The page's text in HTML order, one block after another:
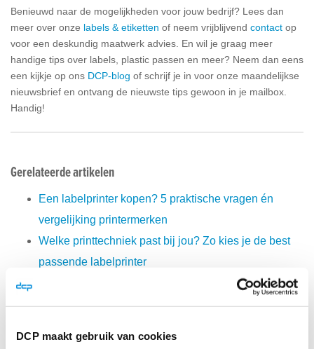
DCP maakt gebruik van cookies
Benieuwd naar de mogelijkheden voor jouw bedrijf? Lees dan
meer over onze labels & etiketten of neem vrijblijvend contact op
voor een deskundig maatwerk advies. En wil je graag meer
handige tips over labels, plastic passen en meer? Neem dan eens
een kijkje op ons DCP-blog of schrijf je in voor onze maandelijkse
nieuwsbrief en ontvang de nieuwste tips gewoon in je mailbox.
Handig!
Gerelateerde artikelen
Een labelprinter kopen? 5 praktische vragen én
vergelijking printermerken
Welke printtechniek past bij jou? Zo kies je de best
passende labelprinter